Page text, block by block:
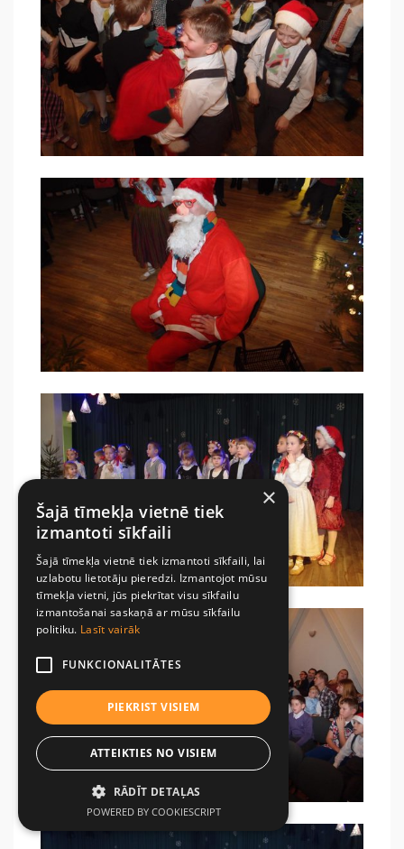
×
Šajā tīmekļa vietnē tiek
izmantoti sīkfaili
Šajā tīmekļa vietnē tiek izmantoti sīkfaili, lai
uzlabotu lietotāju pieredzi. Izmantojot mūsu
tīmekļa vietni, jūs piekrītat visu sīkfailu
izmantošanai saskaņā ar mūsu sīkfailu
politiku. Lasīt vairāk
FUNKCIONALITĀTES
PIEKRIST VISIEM
ATTEIKTIES NO VISIEM
RĀDĪT DETAĻAS
POWERED BY COOKIESCRIPT